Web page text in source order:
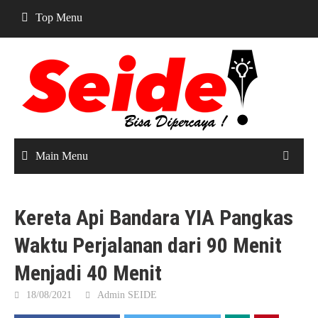
content
Top Menu
Main Menu
Kereta Api Bandara YIA Pangkas
Waktu Perjalanan dari 90 Menit
Menjadi 40 Menit
18/08/2021 Admin SEIDE